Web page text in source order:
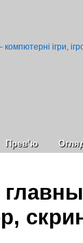
Прев’ю